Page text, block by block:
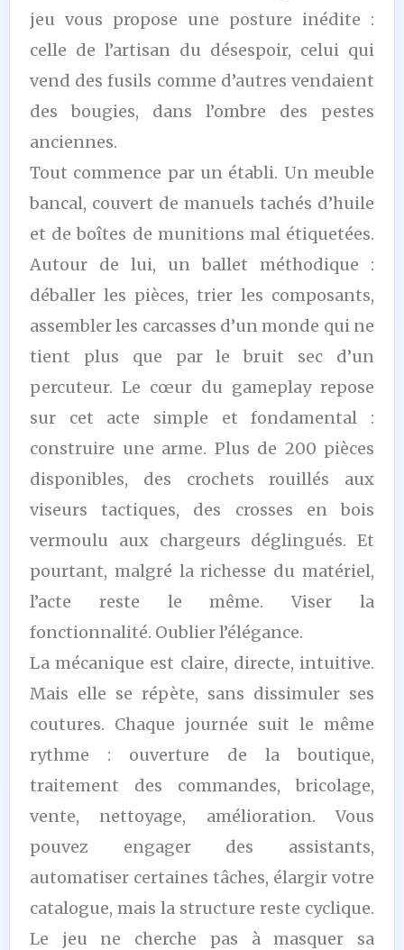
jeu vous propose une posture inédite :
celle de l’artisan du désespoir, celui qui
vend des fusils comme d’autres vendaient
des bougies, dans l’ombre des pestes
anciennes.
Tout commence par un établi. Un meuble
bancal, couvert de manuels tachés d’huile
et de boîtes de munitions mal étiquetées.
Autour de lui, un ballet méthodique :
déballer les pièces, trier les composants,
assembler les carcasses d’un monde qui ne
tient plus que par le bruit sec d’un
percuteur. Le cœur du gameplay repose
sur cet acte simple et fondamental :
construire une arme. Plus de 200 pièces
disponibles, des crochets rouillés aux
viseurs tactiques, des crosses en bois
vermoulu aux chargeurs déglingués. Et
pourtant, malgré la richesse du matériel,
l’acte reste le même. Viser la
fonctionnalité. Oublier l’élégance.
La mécanique est claire, directe, intuitive.
Mais elle se répète, sans dissimuler ses
coutures. Chaque journée suit le même
rythme : ouverture de la boutique,
traitement des commandes, bricolage,
vente, nettoyage, amélioration. Vous
pouvez engager des assistants,
automatiser certaines tâches, élargir votre
catalogue, mais la structure reste cyclique.
Le jeu ne cherche pas à masquer sa